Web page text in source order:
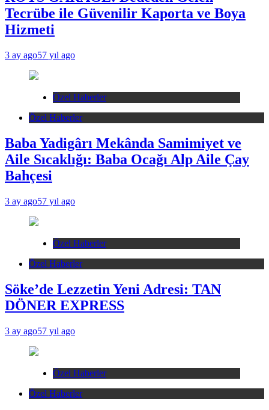
Tecrübe ile Güvenilir Kaporta ve Boya
Hizmeti
3 ay ago57 yıl ago
Özel Haberler
Özel Haberler
Baba Yadigârı Mekânda Samimiyet ve
Aile Sıcaklığı: Baba Ocağı Alp Aile Çay
Bahçesi
3 ay ago57 yıl ago
Özel Haberler
Özel Haberler
Söke’de Lezzetin Yeni Adresi: TAN
DÖNER EXPRESS
3 ay ago57 yıl ago
Özel Haberler
Özel Haberler